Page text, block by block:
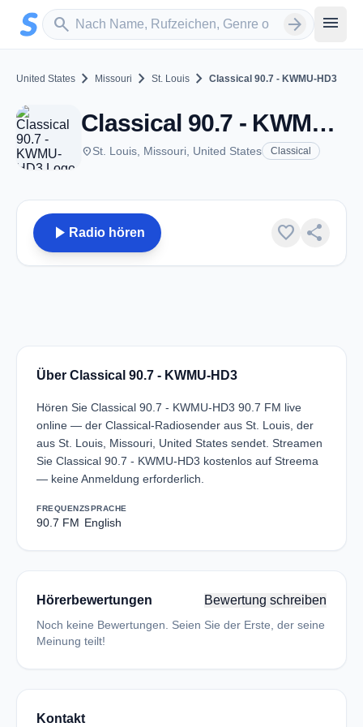
Zum Hauptinhalt springen
search
Sender suchen arrow_forward menu
United States chevron_right Missouri chevron_right St. Louis chevron_right Classical 90.7 - KWMU-HD3
Classical 90.7 - KWMU-HD3 - FM 90.7 - St. Louis, MO
placeSt. Louis, Missouri, United States Classical
play_arrow Radio hören favorite share
Über Classical 90.7 - KWMU-HD3
Hören Sie Classical 90.7 - KWMU-HD3 90.7 FM live
online — der Classical-Radiosender aus St. Louis, der
aus St. Louis, Missouri, United States sendet. Streamen
Sie Classical 90.7 - KWMU-HD3 kostenlos auf Streema
— keine Anmeldung erforderlich.
FREQUENZ
90.7 FM
SPRACHE
English
Hörerbewertungen Bewertung schreiben
Noch keine Bewertungen. Seien Sie der Erste, der seine
Meinung teilt!
Kontakt